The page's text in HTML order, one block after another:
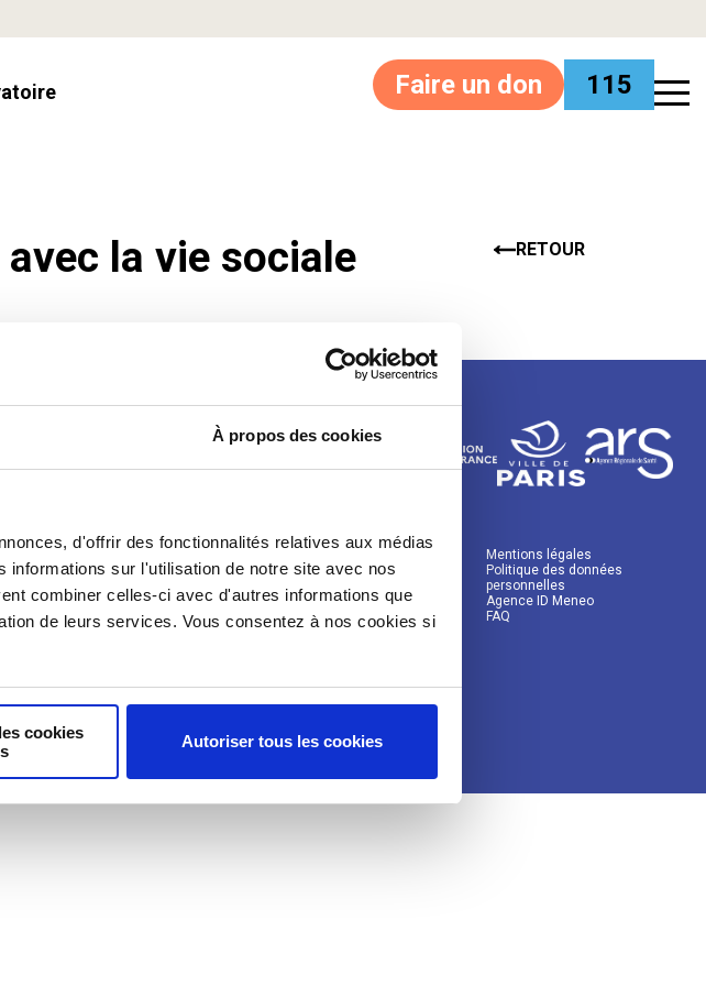
À propos des cookies
d'offrir des fonctionnalités relatives aux médias
sur l'utilisation de notre site avec nos
combiner celles-ci avec d'autres informations que
de leurs services. Vous consentez à nos cookies si
cookies
Autoriser tous les cookies
Faire un don 115
la vie sociale RETOUR
Mentions légales
Politique des données
personnelles
Agence ID Meneo
FAQ